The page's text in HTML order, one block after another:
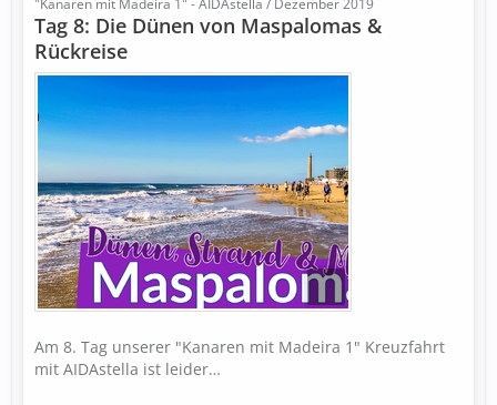
"Kanaren mit Madeira 1" - AIDAstella / Dezember 2019
Tag 8: Die Dünen von Maspalomas &
Rückreise
Am 8. Tag unserer "Kanaren mit Madeira 1" Kreuzfahrt
mit AIDAstella ist leider…